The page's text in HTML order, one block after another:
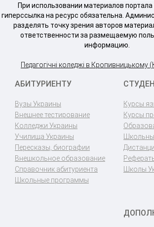
При использовании материалов
гиперссылка на ресурс обязательна.
разделять точку зрения авторов
ответственности за размещаемую
информацию.
Педагогічні коледжі в Кропивницькому
АБИТУРИЕНТУ
Вузы Украины
Внешнее тестирование
Колледжи Украины
Училища Украины
Пересказы, биографии
Внешкольное образование
Справочник абитуриента
Школьные программы
Курсы
Курсы
Школы